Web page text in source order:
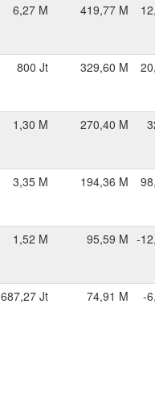
6,27 M 419,77 M
800 Jt 329,60 M
1,30 M 270,40 M
3,35 M 194,36 M
1,52 M 95,59 M -
687,27 Jt 74,91 M -